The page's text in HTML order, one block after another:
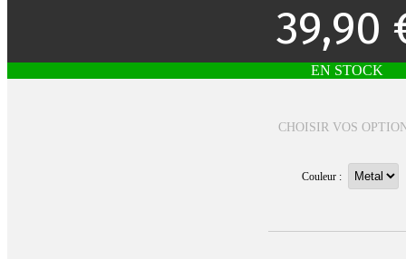
39,90
EN STOCK
CHOISIR VOS
Couleur :